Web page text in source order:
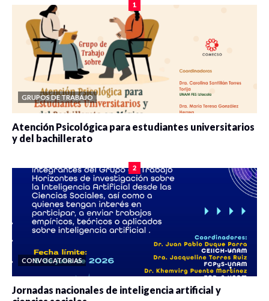
1
GRUPOS DE TRABAJO
Atención Psicológica para estudiantes universitarios
y del bachillerato
2
CONVOCATORIAS
Jornadas nacionales de inteligencia artificial y